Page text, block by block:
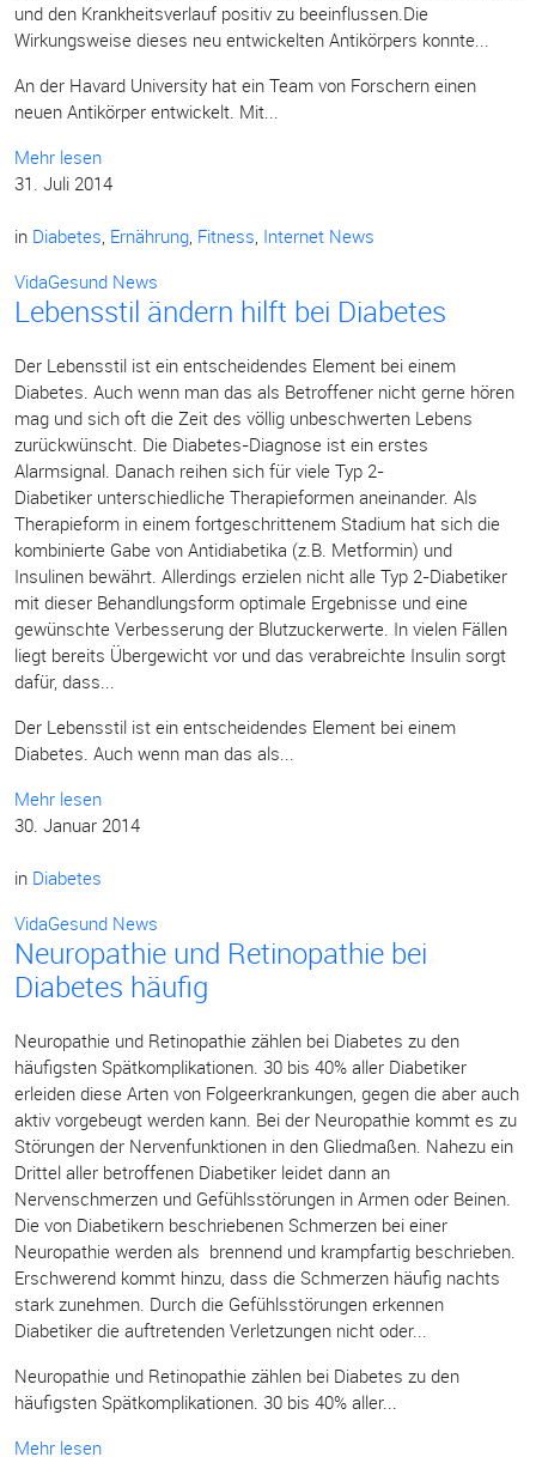
und den Krankheitsverlauf positiv zu beeinflussen.Die
Wirkungsweise dieses neu entwickelten Antikörpers konnte...
An der Havard University hat ein Team von Forschern einen
neuen Antikörper entwickelt. Mit...
Mehr lesen
31. Juli 2014
in Diabetes, Ernährung, Fitness, Internet News
VidaGesund News
Lebensstil ändern hilft bei Diabetes
Der Lebensstil ist ein entscheidendes Element bei einem
Diabetes. Auch wenn man das als Betroffener nicht gerne hören
mag und sich oft die Zeit des völlig unbeschwerten Lebens
zurückwünscht. Die Diabetes-Diagnose ist ein erstes
Alarmsignal. Danach reihen sich für viele Typ 2-
Diabetiker unterschiedliche Therapieformen aneinander. Als
Therapieform in einem fortgeschrittenem Stadium hat sich die
kombinierte Gabe von Antidiabetika (z.B. Metformin) und
Insulinen bewährt. Allerdings erzielen nicht alle Typ 2-Diabetiker
mit dieser Behandlungsform optimale Ergebnisse und eine
gewünschte Verbesserung der Blutzuckerwerte. In vielen Fällen
liegt bereits Übergewicht vor und das verabreichte Insulin sorgt
dafür, dass...
Der Lebensstil ist ein entscheidendes Element bei einem
Diabetes. Auch wenn man das als...
Mehr lesen
30. Januar 2014
in Diabetes
VidaGesund News
Neuropathie und Retinopathie bei
Diabetes häufig
Neuropathie und Retinopathie zählen bei Diabetes zu den
häufigsten Spätkomplikationen. 30 bis 40% aller Diabetiker
erleiden diese Arten von Folgeerkrankungen, gegen die aber auch
aktiv vorgebeugt werden kann. Bei der Neuropathie kommt es zu
Störungen der Nervenfunktionen in den Gliedmaßen. Nahezu ein
Drittel aller betroffenen Diabetiker leidet dann an
Nervenschmerzen und Gefühlsstörungen in Armen oder Beinen.
Die von Diabetikern beschriebenen Schmerzen bei einer
Neuropathie werden als brennend und krampfartig beschrieben.
Erschwerend kommt hinzu, dass die Schmerzen häufig nachts
stark zunehmen. Durch die Gefühlsstörungen erkennen
Diabetiker die auftretenden Verletzungen nicht oder...
Neuropathie und Retinopathie zählen bei Diabetes zu den
häufigsten Spätkomplikationen. 30 bis 40% aller...
Mehr lesen